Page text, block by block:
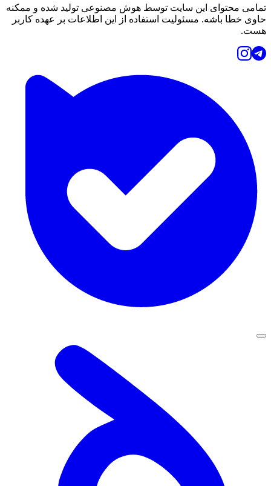
تمامی محتوای این سایت توسط هوش مصنوعی تولید شده و ممکنه
حاوی خطا باشه. مسئولیت استفاده از این اطلاعات بر عهده کاربر
هست.